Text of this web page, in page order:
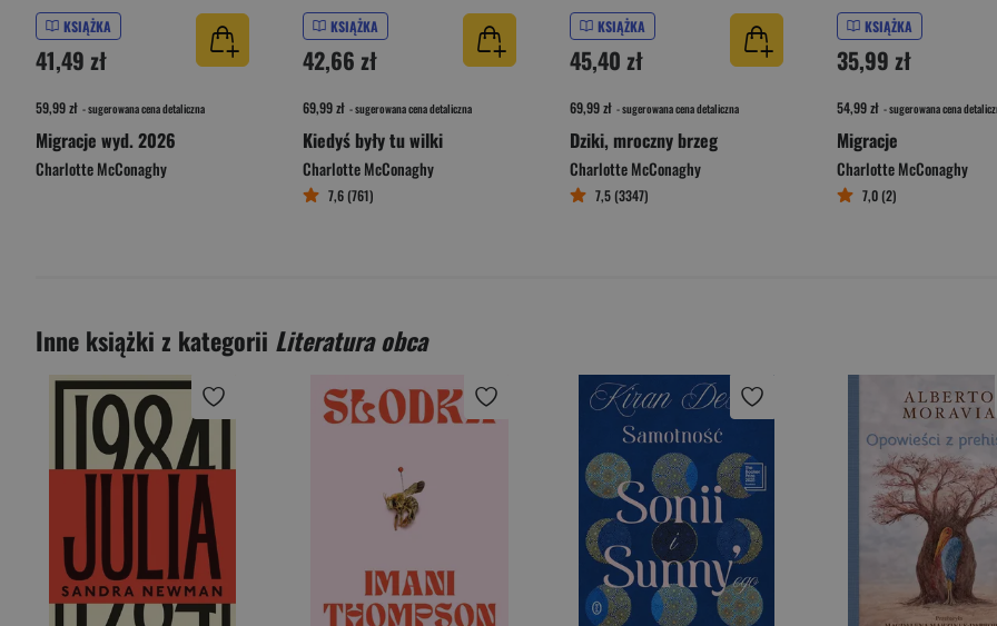
KSIĄŻKA
41,49 zł
59,99 zł - sugerowana cena detaliczna
Migracje wyd. 2026
Charlotte McConaghy
KSIĄŻKA
42,66 zł
69,99 zł - sugerowana cena detaliczna
Kiedyś były tu wilki
Charlotte McConaghy
7,6 (761)
KSIĄŻKA
45,40 zł
69,99 zł - sugerowana cena detaliczna
Dziki, mroczny brzeg
Charlotte McConaghy
7,5 (3347)
KSIĄŻKA
35,99 zł
54,99 zł - sugerowana cena
Migracje
Charlotte McConaghy
7,0 (2)
Inne książki z kategorii Literatura obca